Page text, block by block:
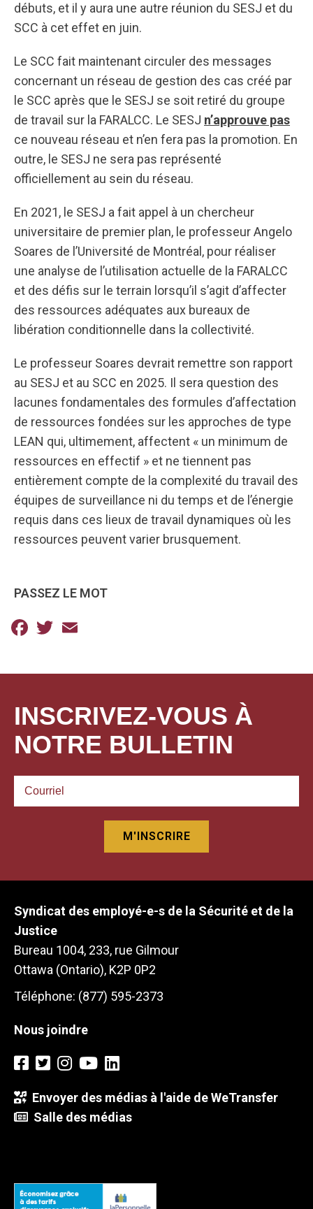
débuts, et il y aura une autre réunion du SESJ et du
SCC à cet effet en juin.
Le SCC fait maintenant circuler des messages
concernant un réseau de gestion des cas créé par
le SCC après que le SESJ se soit retiré du groupe
de travail sur la FARALCC. Le SESJ n’approuve pas
ce nouveau réseau et n’en fera pas la promotion. En
outre, le SESJ ne sera pas représenté
officiellement au sein du réseau.
En 2021, le SESJ a fait appel à un chercheur
universitaire de premier plan, le professeur Angelo
Soares de l’Université de Montréal, pour réaliser
une analyse de l’utilisation actuelle de la FARALCC
et des défis sur le terrain lorsqu’il s’agit d’affecter
des ressources adéquates aux bureaux de
libération conditionnelle dans la collectivité.
Le professeur Soares devrait remettre son rapport
au SESJ et au SCC en 2025. Il sera question des
lacunes fondamentales des formules d’affectation
de ressources fondées sur les approches de type
LEAN qui, ultimement, affectent « un minimum de
ressources en effectif » et ne tiennent pas
entièrement compte de la complexité du travail des
équipes de surveillance ni du temps et de l’énergie
requis dans ces lieux de travail dynamiques où les
ressources peuvent varier brusquement.
PASSEZ LE MOT
Facebook
Twitter
INSCRIVEZ-VOUS À
NOTRE BULLETIN
Syndicat des employé-e-s de la Sécurité et de la
Justice
Bureau 1004, 233, rue Gilmour
Ottawa (Ontario), K2P 0P2
Téléphone: (877) 595-2373
Nous joindre
Envoyer des médias à l'aide de WeTransfer
Salle des médias